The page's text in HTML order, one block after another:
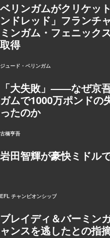
ベリンガムがクリケッ
ンドレッド」フランチ
ミンガム・フェニック
取得
ジュード・ベリンガム
「大失敗」――なぜ京
ガムで1000万ポンドの
ったのか
古橋亨吾
岩田智輝が豪快ミドル
EFL チャンピオンシップ
ブレイディ＆バーミン
ャンスを逃したとの指